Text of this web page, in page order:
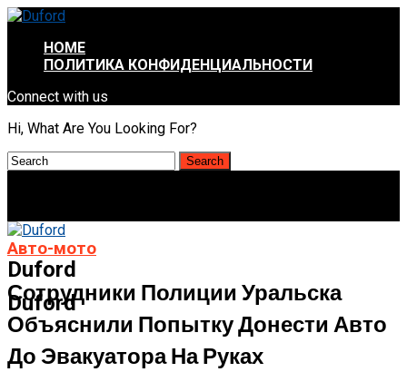
HOME
ПОЛИТИКА КОНФИДЕНЦИАЛЬНОСТИ
Connect with us
Hi, What Are You Looking For?
Duford
Duford
Авто-мото
Сотрудники Полиции Уральска
Объяснили Попытку Донести Авто
До Эвакуатора На Руках